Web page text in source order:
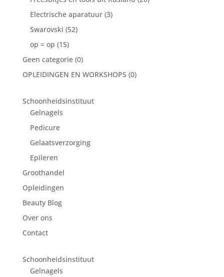
Electrische aparatuur (3)
Swarovski (52)
op = op (15)
Geen categorie (0)
OPLEIDINGEN EN WORKSHOPS (0)
Schoonheidsinstituut
Gelnagels
Pedicure
Gelaatsverzorging
Epileren
Groothandel
Opleidingen
Beauty Blog
Over ons
Contact
Schoonheidsinstituut
Gelnagels